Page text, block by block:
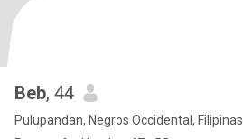
Beb, 44
Pulupandan, Negros Occidental, Filipinas